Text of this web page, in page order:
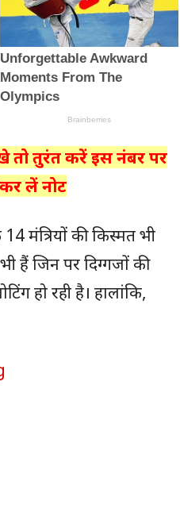
तो तुरंत करें इस नंबर पर
लें नोट
मंत्रियों की किस्मत भी
हैं जिन पर दिग्गजों की
हो रही है। हालांकि,